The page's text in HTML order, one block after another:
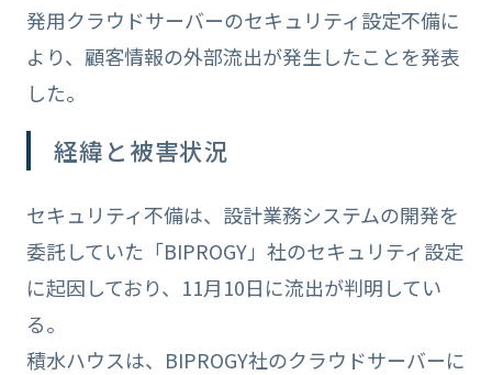
発用クラウドサーバーのセキュリティ設定不備に
より、顧客情報の外部流出が発生したことを発表
した。
経緯と被害状況
セキュリティ不備は、設計業務システムの開発を
委託していた「BIPROGY」社のセキュリティ設定
に起因しており、11月10日に流出が判明してい
る。
積水ハウスは、BIPROGY社のクラウドサーバーに